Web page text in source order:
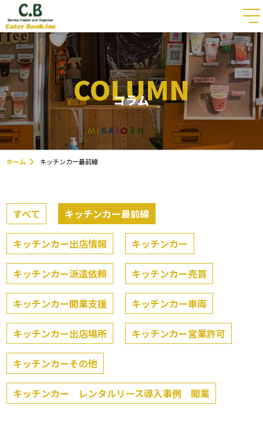
COLUMN
コラム
ホーム キッチンカー最前線
すべて キッチンカー最前線
キッチンカー出店情報 キッチンカー
キッチンカー派遣依頼 キッチンカー売買
キッチンカー開業支援 キッチンカー車両
キッチンカー出店場所 キッチンカー営業許可
キッチンカーその他
キッチンカー レンタルリース導入事例 開業